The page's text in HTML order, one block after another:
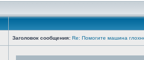
Заголовок сообщения: Re: Помогите машина